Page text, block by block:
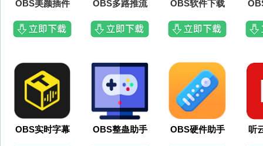
OBS美颜插件 OBS多路推流 OBS软件下载
OBS实时字幕 OBS整蛊助手 OBS硬件助手 听